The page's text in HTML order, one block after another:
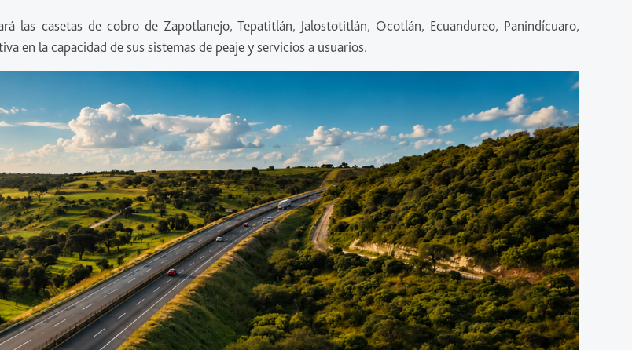
las casetas de cobro de Zapotlanejo, Tepatitlán, Jalostotitlán, Ocotlán, Ecuandureo, Panindícuaro,
en la capacidad de sus sistemas de peaje y servicios a usuarios.